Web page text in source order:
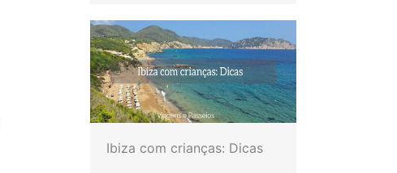
Ibiza com crianças: Dicas